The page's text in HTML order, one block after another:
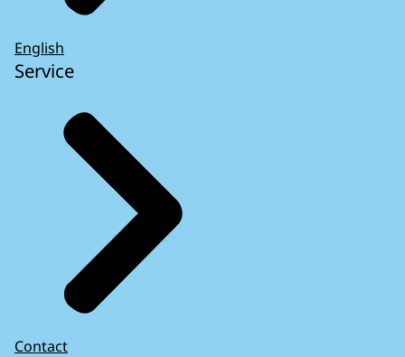
English
Service
Contact